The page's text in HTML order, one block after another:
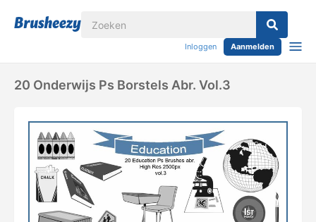
Inloggen Aanmelden
20 Onderwijs Ps Borstels Abr. Vol.3